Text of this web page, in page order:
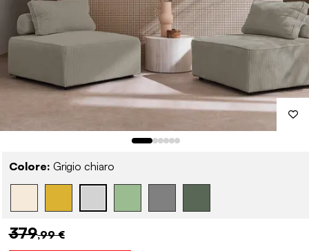
Colore: Grigio chiaro
379,99 €